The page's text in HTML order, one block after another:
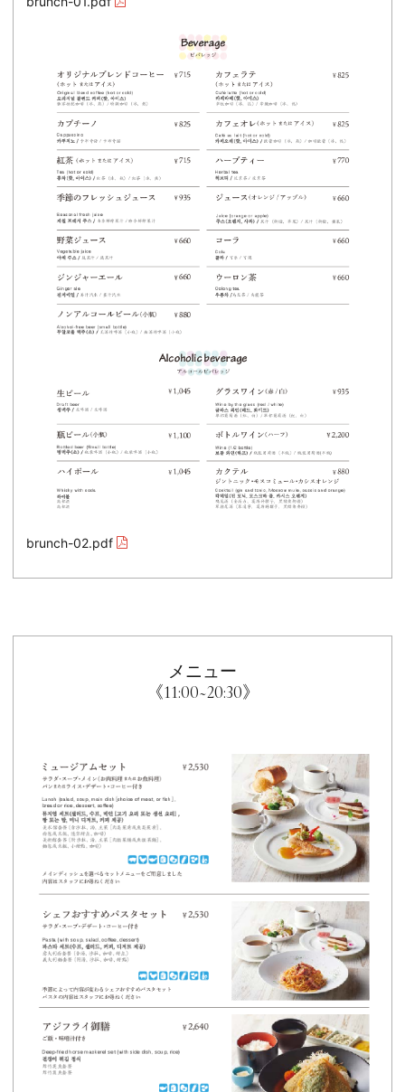
brunch-02.pdf
メニュー
《11:00~20:30》